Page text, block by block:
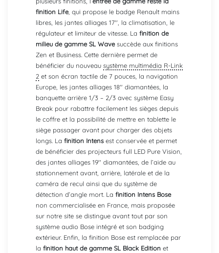
finition Life, qui propose le badge Renault mains
libres, les jantes alliages 17'', la climatisation, le
régulateur et limiteur de vitesse. La finition de
milieu de gamme SL Wavesuccède aux finitions
Zen et Business. Cette dernière permet de
bénéficier du nouveau système multimédia R-Link
2 et son écran tactile de 7 pouces, la navigation
Europe, les jantes alliages 18'' diamantées, la
banquette arrière 1/3 – 2/3 avec système Easy
Break pour rabattre facilement les sièges depuis
le coffre et la possibilité de mettre en tablette le
siège passager avant pour charger des objets
longs. La finition Intens est conservée et permet
de bénéficier des projecteurs full LED Pure Vision,
des jantes alliages 19'' diamantées, de l’aide au
stationnement avant, arrière, latérale et de la
caméra de recul ainsi que du système de
détection d’angle mort. La finition Intens Bose
non commercialisée en France, mais proposée
sur notre site se distingue avant tout par son
système audio Bose intégré et son badging
extérieur. Enfin, la finition Bose est remplacée par
la finition haut de gamme SL Black Edition et